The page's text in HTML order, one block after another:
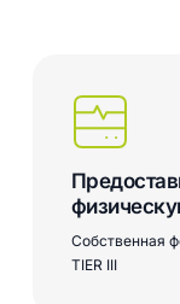
Собственная
TIER III